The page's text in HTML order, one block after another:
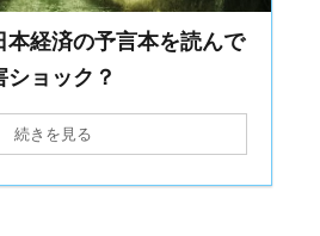
本経済の予言本を読んで
ョック？
続きを見る